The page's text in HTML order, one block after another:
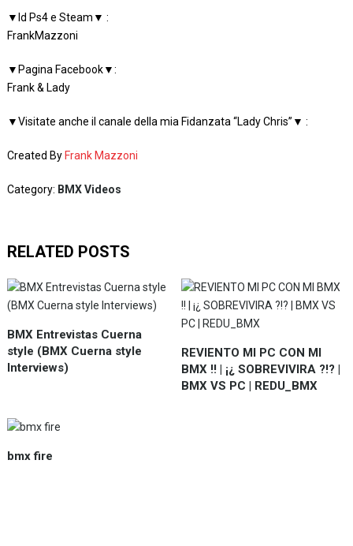
▼Id Ps4 e Steam▼ :
FrankMazzoni
▼Pagina Facebook▼:
Frank & Lady
▼Visitate anche il canale della mia Fidanzata “Lady Chris”▼ :
Created By Frank Mazzoni
Category: BMX Videos
RELATED POSTS
BMX Entrevistas Cuerna
style (BMX Cuerna style
Interviews)
REVIENTO MI PC CON MI
BMX !! | ¡¿ SOBREVIVIRA ?!? |
BMX VS PC | REDU_BMX
bmx fire